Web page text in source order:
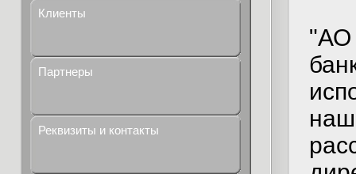
Клиенты
Партнеры
Реквизиты и контакты
"АО